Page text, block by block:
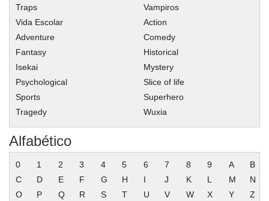
Traps
Vampiros
Vida Escolar
Action
Adventure
Comedy
Fantasy
Historical
Isekai
Mystery
Psychological
Slice of life
Sports
Superhero
Tragedy
Wuxia
Alfabético
0 1 2 3 4 5 6 7 8 9 A
B
C
D E F G H I J K L M
N
O
P Q R S T U V W X Y Z